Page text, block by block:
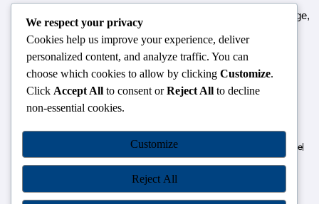
124,3rd floor, above Pizza Hut,Opposite Venkateshwara College,
Near Durgabai Metro Station, South Campus Number No.1.
Delhi-110021
info.chanakyaiasacademy1993@gmail.com
OUR CENTRES
DhanbadHazaribagh
Pune
RanchiSrinagarPatna
We respect your privacy
Cookies help us improve your experience, deliver
personalized content, and analyze traffic. You can
choose which cookies to allow by clicking Customize.
Click Accept All to consent orReject All to decline
non-essential cookies.
Customize
Reject All